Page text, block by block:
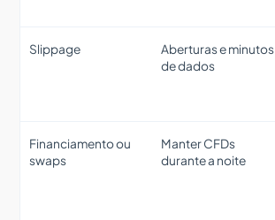
Slippage
Aberturas e minutos
de dados
Financiamento ou
swaps
Manter CFDs
durante a noite